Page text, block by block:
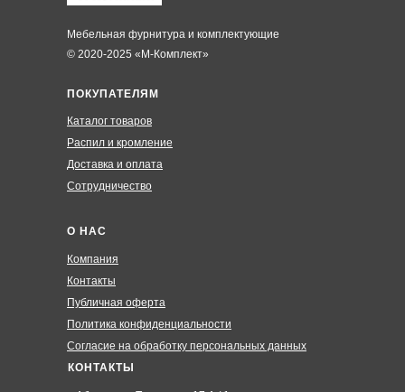
ПОКУПАТЕЛЯМ
Каталог товаров
Распил и кромление
Доставка и оплата
Сотрудничество
О НАС
Компания
Контакты
Публичная оферта
Политика конфиденциальности
Согласие на обработку персональных данных
КОНТАКТЫ
© 2020-2025 «М-Комплект»
Мебельная фурнитура и комплектующие